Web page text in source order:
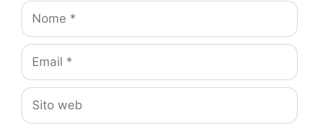
Nome
Email
Sito
web